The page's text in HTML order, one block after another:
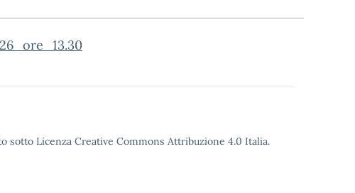
sotto Licenza Creative Commons Attribuzione 4.0 Italia.